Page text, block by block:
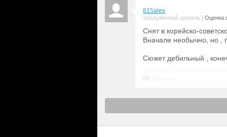
815alex
Заслуженный зритель Оценка
Снят в корейско-
Вначале необычно, но ,
Сюжет дебильный ,